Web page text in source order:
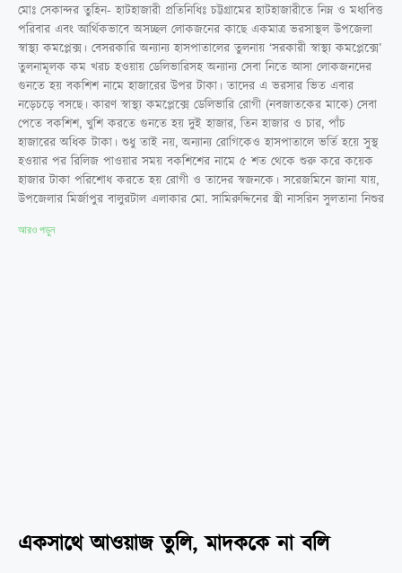
মোঃ সেকান্দর তুহিন- হাটহাজারী প্রতিনিধিঃ চট্টগ্রামের হাটহাজারীতে নিম্ন ও মধ্যবিত্ত
পরিবার এবং আর্থিকভাবে অসচ্ছল লোকজনের কাছে একমাত্র ভরসাস্থল উপজেলা
স্বাস্থ্য কমপ্লেক্স। বেসরকারি অন্যান্য হাসপাতালের তুলনায় ‘সরকারী স্বাস্থ্য কমপ্লেক্সে’
তুলনামূলক কম খরচ হওয়ায় ডেলিভারিসহ অন্যান্য সেবা নিতে আসা লোকজনদের
গুনতে হয় বকশিশ নামে হাজারের উপর টাকা। তাদের এ ভরসার ভিত এবার
নড়েচড়ে বসছে। কারণ স্বাস্থ্য কমপ্লেক্সে ডেলিভারি রোগী (নবজাতকের মাকে) সেবা
পেতে বকশিশ, খুশি করতে গুনতে হয় দুই হাজার, তিন হাজার ও চার, পাঁচ
হাজারের অধিক টাকা। শুধু তাই নয়, অন্যান্য রোগিকেও হাসপাতালে ভর্তি হয়ে সুস্থ
হওয়ার পর রিলিজ পাওয়ার সময় বকশিশের নামে ৫ শত থেকে শুরু করে কয়েক
হাজার টাকা পরিশোধ করতে হয় রোগী ও তাদের স্বজনকে। সরেজমিনে জানা যায়,
উপজেলার মির্জাপুর বালুরটাল এলাকার মো. সামিরুদ্দিনের স্ত্রী নাসরিন সুলতানা নিশুর
আরও পড়ুন
একসাথে আওয়াজ তুলি, মাদককে না বলি